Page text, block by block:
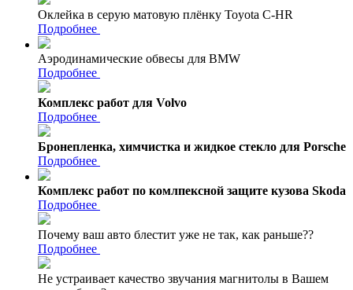
Оклейка в серую матовую плёнку Toyota C-HR
Подробнее
Аэродинамические обвесы для BMW
Подробнее
Комплекс работ для Volvo
Подробнее
Бронепленка, химчистка и жидкое стекло для Porsche
Подробнее
Комплекс работ по комлпексной защите кузова Skoda
Подробнее
Почему ваш авто блестит уже не так, как раньше??
Подробнее
Не устраивает качество звучания магнитолы в Вашем